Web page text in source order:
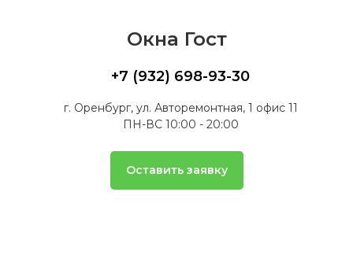
Окна Гост
+7 (932) 698-93-30
г. Оренбург, ул. Авторемонтная, 1 офис 11
ПН-ВС 10:00 - 20:00
Оставить заявку